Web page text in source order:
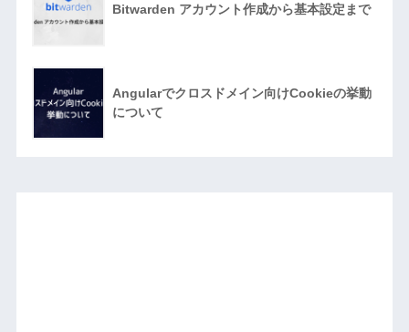
Bitwarden アカウント作成から基本設定まで
Angularでクロスドメイン向けCookieの挙動
について